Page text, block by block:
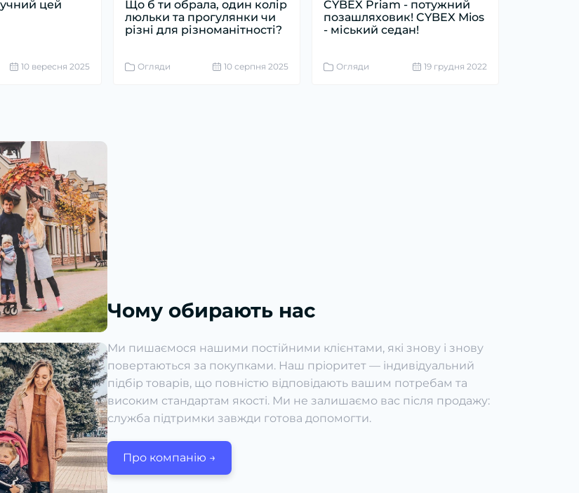
цей
10 вересня 2025
Що б ти обрала, один колір
люльки та прогулянки чи
різні для різноманітності?
Огляди 10 серпня 2025
CYBEX Priam - потужний
позашляховик! CYBEX Mios
- міський седан!
Огляди 19 грудня 2022
Чому обирають нас
Ми пишаємося нашими постійними клієнтами, які знову і знову
повертаються за покупками. Наш пріоритет — індивідуальний
підбір товарів, що повністю відповідають вашим потребам та
високим стандартам якості. Ми не залишаємо вас після продажу:
служба підтримки завжди готова допомогти.
Про компанію →